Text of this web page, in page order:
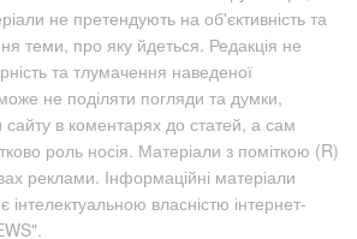
не претендують на об'єктивність та
теми, про яку йдеться. Редакція не
та тлумачення наведеної
не поділяти погляди та думки,
сайту в коментарях до статей, а сам
роль носія. Матеріали з поміткою (R)
реклами. Інформаційні матеріали
власністю інтернет-